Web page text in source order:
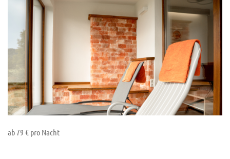
ab 79 € pro Nacht